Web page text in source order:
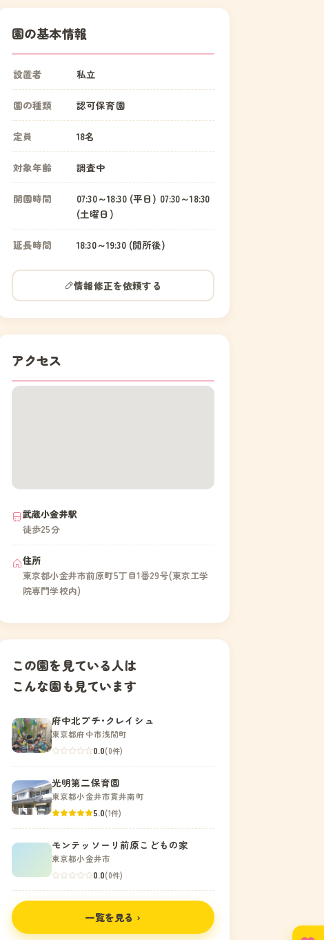
園の基本情報
設置者 私立
園の種類 認可保育園
定員 18名
対象年齢 調査中
開園時間
07:30～18:30 (平日) 07:30～18:30
(土曜日)
延長時間 18:30～19:30 (開所後)
情報修正を依頼する
アクセス
武蔵小金井駅
徒歩25分
住所
東京都小金井市前原町5丁目1番29号(東京工学
院専門学校内)
この園を見ている人は
こんな園も見ています
府中北プチ･クレイシュ
東京都府中市浅間町
0.0(0件)
光明第二保育園
東京都小金井市貫井南町
5.0(1件)
モンテッソーリ前原こどもの家
東京都小金井市
0.0(0件)
一覧を見る ›